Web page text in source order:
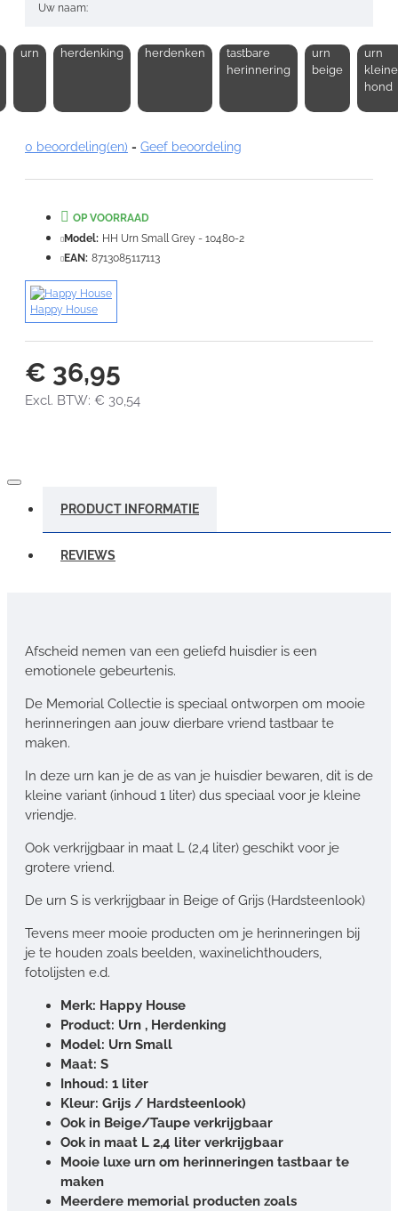
Uw naam:
Note:HTML-code wordt niet vertaald!
Slecht
urn herdenking herdenken
tastbare
herinnering
urn
beige
urn
kleine
hond
0 beoordeling(en) - Geef beoordeling
€ 36,95
Excl. BTW: € 30,54
OP VOORRAAD
Model: HH Urn Small Grey - 10480-2
EAN: 8713085117113
Happy House
PRODUCT INFORMATIE
REVIEWS
Afscheid nemen van een geliefd huisdier is een
emotionele gebeurtenis.
De Memorial Collectie is speciaal ontworpen om mooie
herinneringen aan jouw dierbare vriend tastbaar te
maken.
In deze urn kan je de as van je huisdier bewaren, dit is de
kleine variant (inhoud 1 liter) dus speciaal voor je kleine
vriendje.
Ook verkrijgbaar in maat L (2,4 liter) geschikt voor je
grotere vriend.
De urn S is verkrijgbaar in Beige of Grijs (Hardsteenlook)
Tevens meer mooie producten om je herinneringen bij
je te houden zoals beelden, waxinelichthouders,
fotolijsten e.d.
Merk: Happy House
Product: Urn , Herdenking
Model: Urn Small
Maat: S
Inhoud: 1 liter
Kleur: Grijs / Hardsteenlook)
Ook in Beige/Taupe verkrijgbaar
Ook in maat L 2,4 liter verkrijgbaar
Mooie luxe urn om herinneringen tastbaar te
maken
Meerdere memorial producten zoals